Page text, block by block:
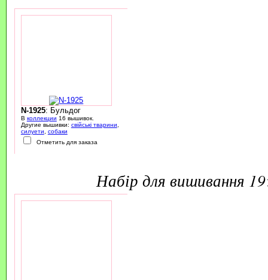
N-1925: Бульдог
В коллекции 16 вышивок.
Другие вышивки: свійські тварини
силуети
собаки
Отметить для заказа
набір для вишивання